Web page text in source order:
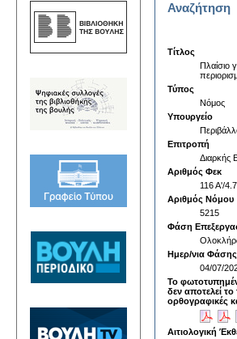
Αναζήτηση
Τίτλος
Πλαίσιο
Τύπος
Νόμος
Υπουργείο
Επιτροπή
Διαρκής
Αριθμός Φεκ
116 Α'/
Αριθμός Νόμου
5215
Φάση
Ημερ/νια Φάσης
04/07/
Το
δεν αποτελεί το
ορθογραφικές
Αιτιολογική